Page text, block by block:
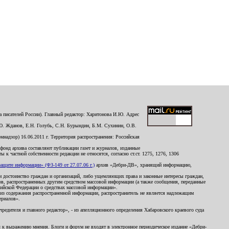
России). Главный редактор: Харитонова И.Ю. Адрес
Жданов, Е.Н. Голубь, С.Н. Бурындин, Б.М. Сухинин, О.В.
16.06.2011 г. Территория распространения: Российская
архива составляют публикации газет и журналов, изданные
собственности редакции не относятся, согласно ст.ст. 1275, 1276, 1306
информации» (ФЗ-149 от 27.07.06 г.) архив «Дебри-ДВ», хранящий информацию,
граждан и организаций, либо ущемляющих права и законные интересы граждан,
другим средством массовой информации (а также сообщения, переданные
Федерации о средствах массовой информации».
распространенной информации, распространитель не является надлежащим
и главного редактор», - из апелляционного определения Хабаровского краевого суда
к выражению мнения. Блоги и форум не входят в электронное периодическое издание «Дебри-